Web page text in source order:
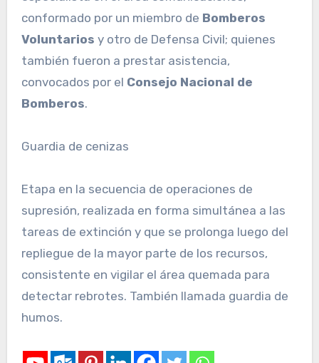
conformado por un miembro de Bomberos
Voluntarios y otro de Defensa Civil; quienes
también fueron a prestar asistencia,
convocados por el Consejo Nacional de
Bomberos.
Guardia de cenizas
Etapa en la secuencia de operaciones de
supresión, realizada en forma simultánea a las
tareas de extinción y que se prolonga luego del
repliegue de la mayor parte de los recursos,
consistente en vigilar el área quemada para
detectar rebrotes. También llamada guardia de
humos.